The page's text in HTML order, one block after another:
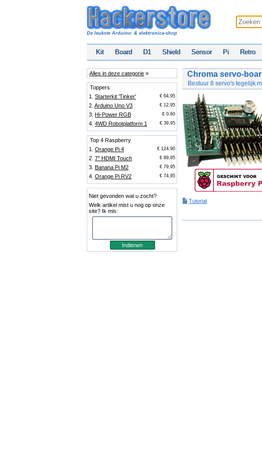
De leukste Arduino- & elektronica-shop
Kit Board D1 Shield Sensor Pi Retro
Alles in deze categorie »
Toppers
1. Starterkit 'Tinker' € 64,95
2. Arduino Uno V3 € 12,95
3. Hi-Power RGB € 0,60
4. 4WD Robotplatform 1 € 39,95
Top 4 Raspberry
1. Orange Pi 4 € 124,90
2. 7'' HDMI Touch € 89,95
3. Banana Pi M2 € 79,95
4. Orange Pi RV2 € 74,95
Niet gevonden wat u zocht?
Welk artikel mist u nog op onze
site? Ik mis:
Chroma servo-
Bestuur 8 servo's tegelijk
Tutorial